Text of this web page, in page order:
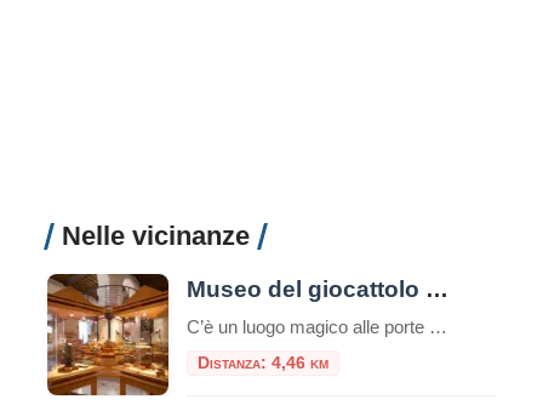
Nelle vicinanze
Museo del giocattolo di Zagarolo
C’è un luogo magico alle porte di Roma dove il tempo sembra essersi fermato, un posto dove i ricordi prendono forma e i sogni dell’infanzia sono conservati con cura. Stiamo parlando del Museo del Giocattolo di Zagarolo, uno scrigno di tesori che affascina non solo i bambini, ma anche e soprattutto gli adulti, trasportandoli in […]
Distanza: 4,46 km